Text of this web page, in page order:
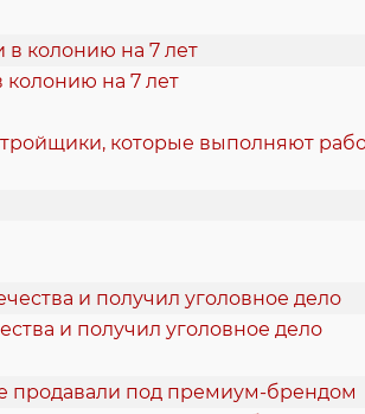
на 7 лет
которые выполняют
и получил уголовное дело